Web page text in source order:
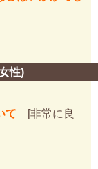
性)
て [非常に良